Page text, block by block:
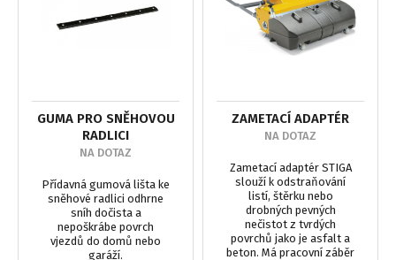
GUMA PRO SNĚHOVOU
RADLICI
NA DOTAZ
Přídavná gumová lišta ke
sněhové radlici odhrne
sníh dočista a
nepoškrábe povrch
vjezdů do domů nebo
garáží.
ZAMETACÍ ADAPTÉR
NA DOTAZ
Zametací adaptér STIGA
slouží k odstraňování
listí, štěrku nebo
drobných pevných
nečistot z tvrdých
povrchů jako je asfalt a
beton. Má pracovní záběr